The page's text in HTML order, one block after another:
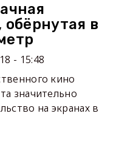
в
- 15:48
кино
значительно
на экранах в